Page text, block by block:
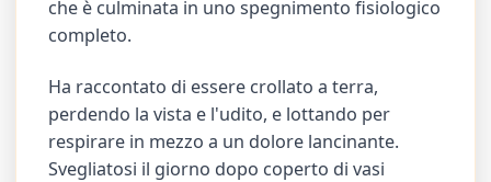
che è culminata in uno spegnimento fisiologico
completo.
Ha raccontato di essere crollato a terra,
perdendo la vista e l'udito, e lottando per
respirare in mezzo a un dolore lancinante.
Svegliatosi il giorno dopo coperto di vasi